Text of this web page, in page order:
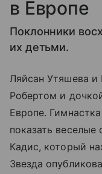
в Европе
Поклонники
их детьми.
Ляйсан Утяшева и
Робертом и
Европе.
показать
Кадис, который
Звезда